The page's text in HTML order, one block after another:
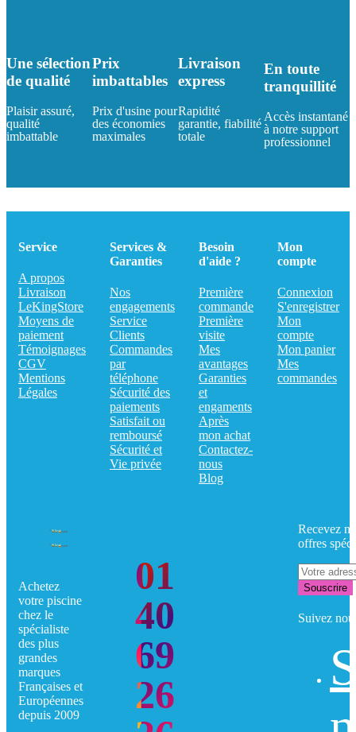
Une sélection
de qualité
Plaisir assuré,
qualité
imbattable
Prix
imbattables
Prix d'usine pour
des économies
maximales
Livraison
express
Rapidité
garantie, fiabilité
totale
En toute
tranquillité
Accès instantané
à notre support
professionnel
Service
A propos
Livraison
LeKingStore
Moyens de
paiement
Témoignages
CGV
Mentions
Légales
Services &
Garanties
Nos
engagements
Service
Clients
Commandes
par
téléphone
Sécurité des
paiements
Satisfait ou
remboursé
Sécurité et
Vie privée
Besoin
d'aide ?
Première
commande
Première
visite
Mes
avantages
Garanties
et
engaments
Après
mon achat
Contactez-
nous
Blog
Mon
compte
Connexion
S'enregistrer
Mon
compte
Mon panier
Mes
commandes
Achetez
votre piscine
chez le
spécialiste
des plus
grandes
marques
Françaises et
Européennes
depuis 2009
01
40
69
26
Recevez
offres
Souscrire
Suivez